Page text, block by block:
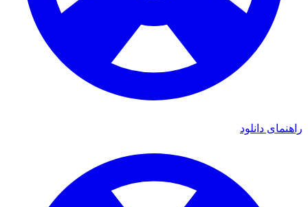
دانلود